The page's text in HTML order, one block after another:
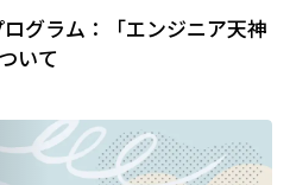
グラム：「エンジニア天神
いて